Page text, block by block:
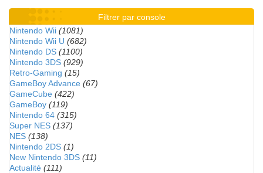
Filtrer par console
Nintendo Wii (1081)
Nintendo Wii U (682)
Nintendo DS (1100)
Nintendo 3DS (929)
Retro-Gaming (15)
GameBoy Advance (67)
GameCube (422)
GameBoy (119)
Nintendo 64 (315)
Super NES (137)
NES (138)
Nintendo 2DS (1)
New Nintendo 3DS (11)
Actualité (111)